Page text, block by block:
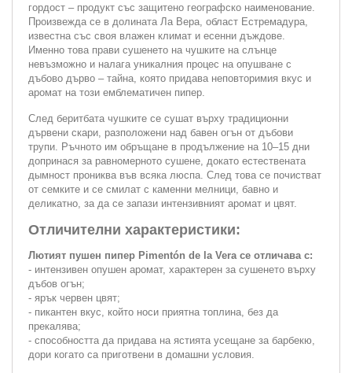
гордост – продукт със защитено географско наименование.
Произвежда се в долината Ла Вера, област Естремадура,
известна със своя влажен климат и есенни дъждове.
Именно това прави сушенето на чушките на слънце
невъзможно и налага уникалния процес на опушване с
дъбово дърво – тайна, която придава неповторимия вкус и
аромат на този емблематичен пипер.
След беритбата чушките се сушат върху традиционни
дървени скари, разположени над бавен огън от дъбови
трупи. Ръчното им обръщане в продължение на 10–15 дни
допринася за равномерното сушене, докато естествената
дымност прониква във всяка люспа. След това се почистват
от семките и се смилат с каменни мелници, бавно и
деликатно, за да се запази интензивният аромат и цвят.
Отличителни характеристики:
Лютият пушен пипер Pimentón de la Vera се отличава с:
- интензивен опушен аромат, характерен за сушенето върху
дъбов огън;
- ярък червен цвят;
- пикантен вкус, който носи приятна топлина, без да
прекалява;
- способността да придава на ястията усещане за барбекю,
дори когато са приготвени в домашни условия.